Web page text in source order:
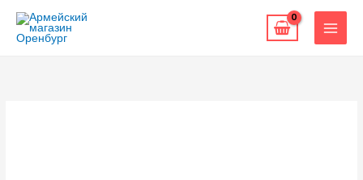
Перейти
содержимому